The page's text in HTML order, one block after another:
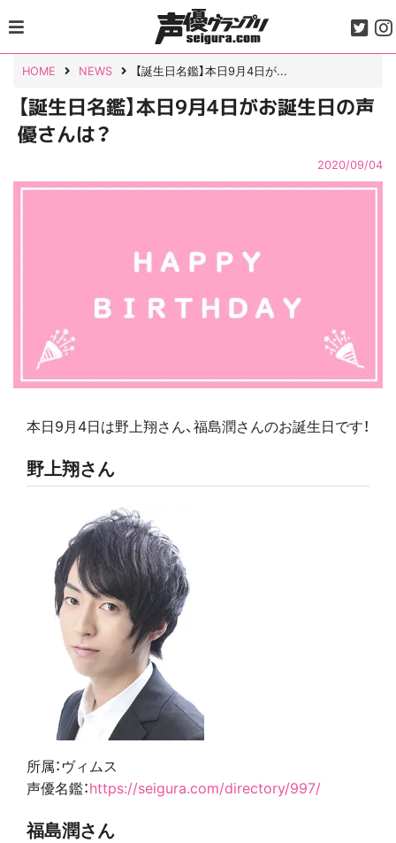
to
content
HOME NEWS 【誕生日名鑑】本日9月4日が...
【誕生日名鑑】本日9月4日がお誕生日の声
優さんは？
2020/09/04
本日9月4日は野上翔さん、福島潤さんのお誕生日です！
野上翔さん
所属：ヴィムス
声優名鑑：https://seigura.com/directory/997/
福島潤さん